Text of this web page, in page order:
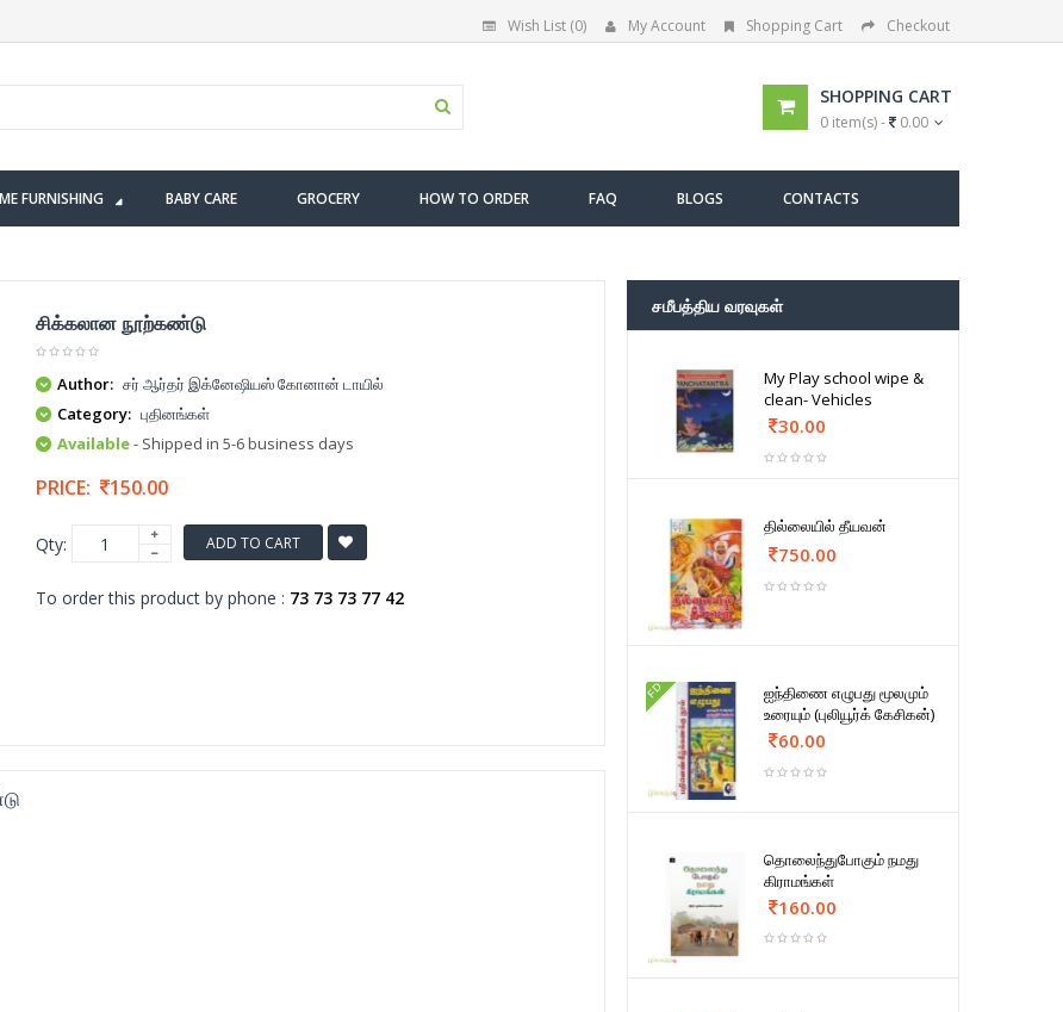
Wish List (0) My Account Shopping Cart Checkout
SHOPPING CART
0 item(s) - 0.00
FURNISHING BABY CARE GROCERY HOW TO ORDER FAQ BLOGS CONTACTS
சிக்கலான நூற்கண்டு
Author: சர் ஆர்தர் இக்னேஷியஸ் கோனான் டாயில்
Category: புதினங்கள்
Available- Shipped in 5-6 business days
PRICE: 150.00
Qty: ADD TO CART
To order this product by phone : 73 73 73 77 42
சமீபத்திய வரவுகள்
My Play school wipe &
clean- Vehicles
30.00
தில்லையில் தீயவன்
750.00
FD
ஐந்திணை எழுபது மூலமும்
உரையும் (புலியூர்க் கேசிகன்)
60.00
தொலைந்துபோகும் நமது
கிராமங்கள்
160.00